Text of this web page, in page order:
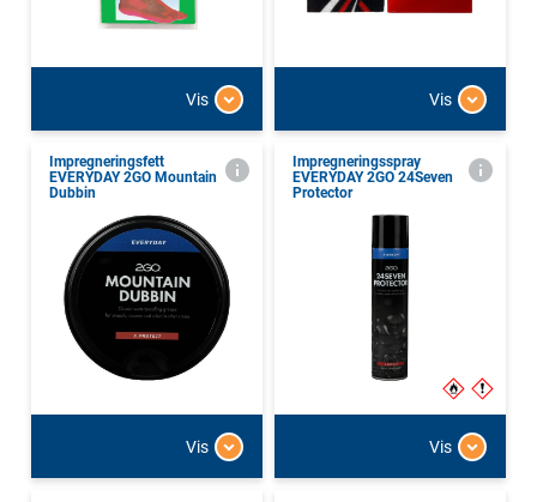
Vis Vis
Impregneringsfett
EVERYDAY 2GO Mountain
Dubbin
Vis
Impregneringsspray
EVERYDAY 2GO 24Seven
Protector
Vis